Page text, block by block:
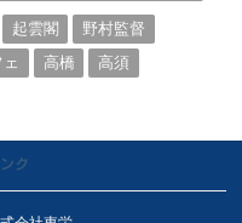
起雲閣
野村監督
高橋 高須
ク